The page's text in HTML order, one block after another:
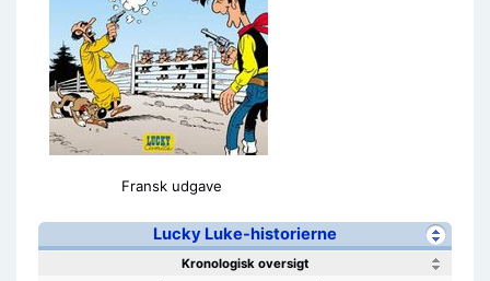
Fransk udgave
Lucky Luke-historierne
Kronologisk oversigt